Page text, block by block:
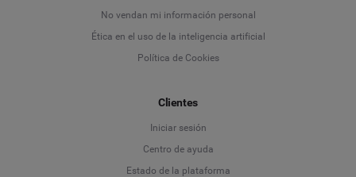
No vendan mi información personal
Ética en el uso de la inteligencia artificial
Política de Cookies
Clientes
Iniciar sesión
Centro de ayuda
Estado de la plataforma